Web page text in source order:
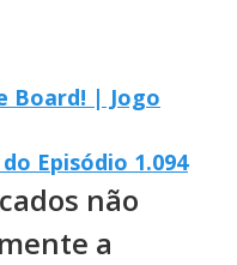
Board! | Jogo
Episódio 1.094
não
a